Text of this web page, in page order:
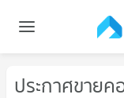
ประกาศขายค